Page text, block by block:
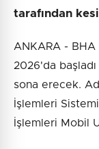
tarafından
ANKARA -
2026'da
sona erecek.
İşlemleri
İşlemleri Mobil